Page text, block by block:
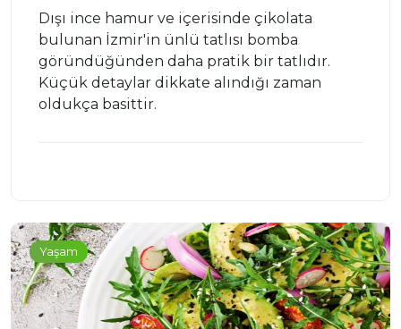
Dışı ince hamur ve içerisinde çikolata
bulunan İzmir'in ünlü tatlısı bomba
göründüğünden daha pratik bir tatlıdır.
Küçük detaylar dikkate alındığı zaman
oldukça basittir.
Yaşam